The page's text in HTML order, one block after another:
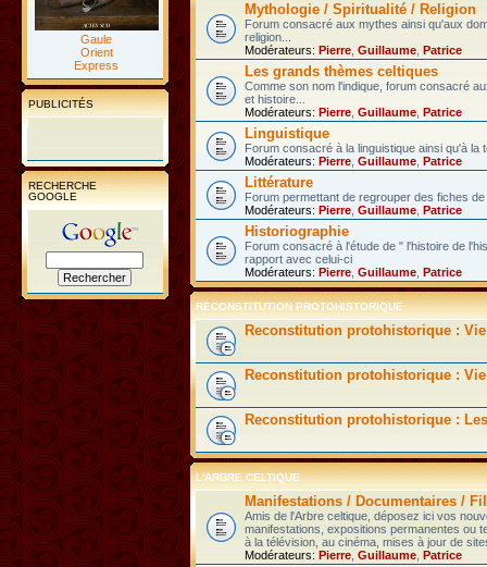
Gaule
Orient
Express
PUBLICITÉS
RECHERCHE
GOOGLE
Mythologie / Spiritualité / Religion
Forum consacré aux mythes ainsi qu'aux
religion...
Modérateurs: Pierre Guillaume Patrice
Les grands thèmes celtiques
Comme son nom l'indique, forum consacré
et histoire...
Modérateurs: Pierre Guillaume Patrice
Linguistique
Forum consacré à la linguistique ainsi qu'à la
Modérateurs: Pierre Guillaume Patrice
Littérature
Forum permettant de regrouper des fiches
Modérateurs: Pierre Guillaume Patrice
Historiographie
Forum consacré à l'étude de " l'histoire de
rapport avec celui-ci
Modérateurs: Pierre Guillaume Patrice
RECONSTITUTION PROTOHISTORIQUE
Reconstitution protohistorique :
Reconstitution protohistorique :
Reconstitution protohistorique :
L'ARBRE CELTIQUE
Manifestations / Documentaires /
Amis de l'Arbre celtique, déposez ici vos
manifestations, expositions permanentes ou
à la télévision, au cinéma, mises à jour de
Modérateurs: Pierre Guillaume Patrice